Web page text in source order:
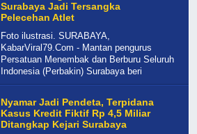
Surabaya Jadi Tersangka
Pelecehan Atlet
Foto ilustrasi. SURABAYA,
KabarViral79.Com - Mantan pengurus
Persatuan Menembak dan Berburu Seluruh
Indonesia (Perbakin) Surabaya beri
Nyamar Jadi Pendeta, Terpidana
Kasus Kredit Fiktif Rp 4,5 Miliar
Ditangkap Kejari Surabaya